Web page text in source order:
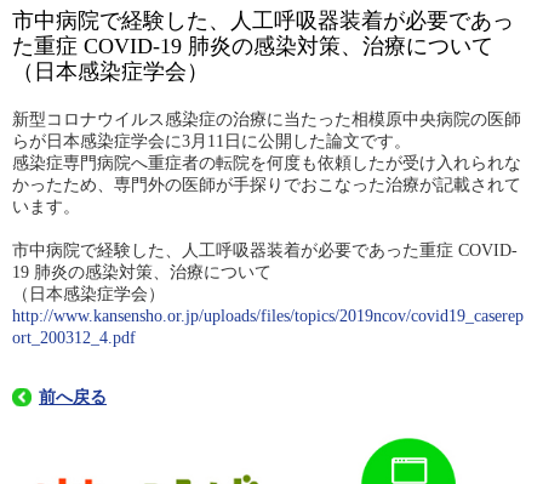
市中病院で経験した、人工呼吸器装着が必要であっ
た重症 COVID-19 肺炎の感染対策、治療について
（日本感染症学会）
新型コロナウイルス感染症の治療に当たった相模原中央病院の医師
らが日本感染症学会に3月11日に公開した論文です。
感染症専門病院へ重症者の転院を何度も依頼したが受け入れられな
かったため、専門外の医師が手探りでおこなった治療が記載されて
います。
市中病院で経験した、人工呼吸器装着が必要であった重症 COVID-
19 肺炎の感染対策、治療について
（日本感染症学会）
http://www.kansensho.or.jp/uploads/files/topics/2019ncov/covid19_caserep
ort_200312_4.pdf
前へ戻る